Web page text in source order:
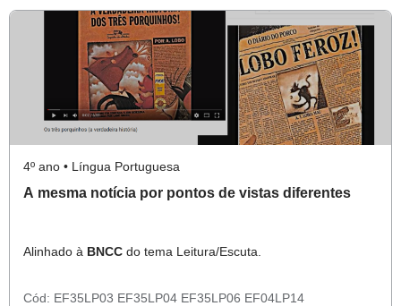
4º ano • Língua Portuguesa
A mesma notícia por pontos de vistas diferentes
Alinhado à BNCC do tema Leitura/Escuta.
Cód: EF35LP03 EF35LP04 EF35LP06 EF04LP14